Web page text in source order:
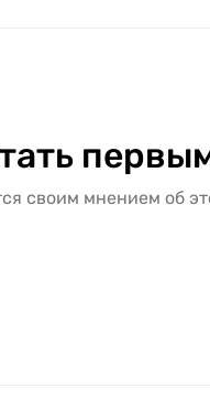
своим мнением об